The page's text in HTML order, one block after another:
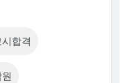
합격